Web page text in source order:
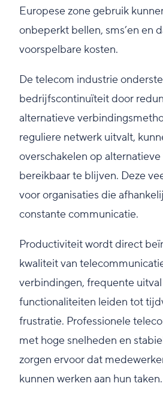
Europese zone gebruik
onbeperkt bellen, sms’en en
voorspelbare kosten.
De telecom industrie
bedrijfscontinuïteit door
alternatieve
reguliere netwerk uitvalt,
overschakelen op
bereikbaar te blijven. Deze
voor organisaties die
constante communicatie.
Productiviteit wordt direct
kwaliteit van
verbindingen, frequente
functionaliteiten leiden tot
frustratie. Professionele
met hoge snelheden en
zorgen ervoor dat
kunnen werken aan hun taken.